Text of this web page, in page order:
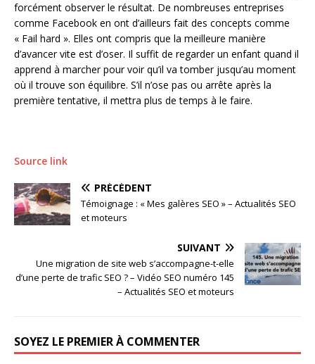
forcément observer le résultat. De nombreuses entreprises
comme Facebook en ont d’ailleurs fait des concepts comme
« Fail hard ». Elles ont compris que la meilleure manière
d’avancer vite est d’oser. Il suffit de regarder un enfant quand il
apprend à marcher pour voir qu’il va tomber jusqu’au moment
où il trouve son équilibre. S’il n’ose pas ou arrête après la
première tentative, il mettra plus de temps à le faire.
Source link
PRÉCÉDENT
Témoignage : « Mes galères SEO » – Actualités SEO
et moteurs
SUIVANT
Une migration de site web s’accompagne-t-elle
d’une perte de trafic SEO ? – Vidéo SEO numéro 145
– Actualités SEO et moteurs
SOYEZ LE PREMIER À COMMENTER